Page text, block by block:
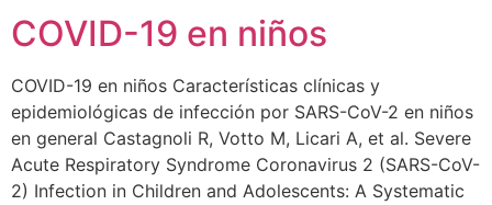
COVID-19 en niños
COVID-19 en niños Características clínicas y
epidemiológicas de infección por SARS-CoV-2 en niños
en general Castagnoli R, Votto M, Licari A, et al. Severe
Acute Respiratory Syndrome Coronavirus 2 (SARS-CoV-
2) Infection in Children and Adolescents: A Systematic